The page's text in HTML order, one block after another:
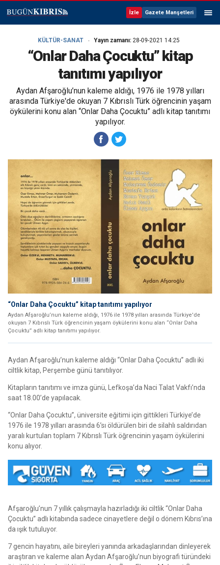
İzle Gazete Manşetleri
KÜLTÜR-SANAT Yayın zamanı: 28-09-2021 14:25
“Onlar Daha Çocuktu” kitap
tanıtımı yapılıyor
Aydan Afşaroğlu’nun kaleme aldığı, 1976 ile 1978 yılları
arasında Türkiye'de okuyan 7 Kıbrıslı Türk öğrencinin yaşam
öykülerini konu alan “Onlar Daha Çocuktu” adlı kitap tanıtımı
yapılıyor.
“Onlar Daha Çocuktu” kitap tanıtımı yapılıyor
Aydan Afşaroğlu’nun kaleme aldığı, 1976 ile 1978 yılları arasında Türkiye'de
okuyan 7 Kıbrıslı Türk öğrencinin yaşam öykülerini konu alan “Onlar Daha
Çocuktu” adlı kitap tanıtımı yapılıyor.
Aydan Afşaroğlu’nun kaleme aldığı “Onlar Daha Çocuktu” adlı iki
ciltlik kitap, Perşembe günü tanıtılıyor.
Kitapların tanıtımı ve imza günü, Lefkoşa’da Naci Talat Vakfı’nda
saat 18.00’de yapılacak.
“Onlar Daha Çocuktu”, üniversite eğitimi için gittikleri Türkiye’de
1976 ile 1978 yılları arasında 6’sı öldürülen biri de silahlı saldırıdan
yaralı kurtulan toplam 7 Kıbrıslı Türk öğrencinin yaşam öykülerini
konu alıyor.
Afşaroğlu’nun 7 yıllık çalışmayla hazırladığı iki ciltlik “Onlar Daha
Çocuktu” adlı kitabında sadece cinayetlere değil o dönem Kıbrıs’ına
da ışık tutuluyor.
7 gencin hayatını, aile bireyleri yanında arkadaşlarından dinleyerek
araştıran ve kaleme alan Aydan Afşaroğlu’nun biyografi türündeki